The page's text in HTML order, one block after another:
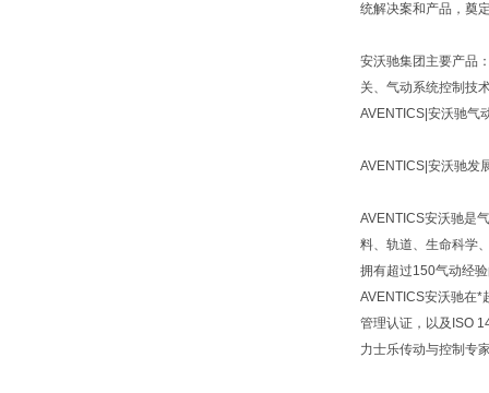
统解决案和产品，奠
安沃驰集团主要产品
关、气动系统控制技
AVENTICS|安沃驰气
AVENTICS|安沃驰发
AVENTICS安沃驰是
料、轨道、生命科学
拥有超过150气动经
AVENTICS安沃驰在*
管理认证，以及ISO
力士乐传动与控制专